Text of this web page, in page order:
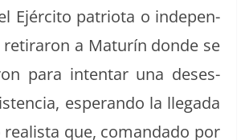
Ejérci­to patri­o­ta o inde­pen­
reti­raron a Maturín donde se
para inten­tar una deses­
esperan­do la lle­ga­da
real­ista que, coman­da­do por